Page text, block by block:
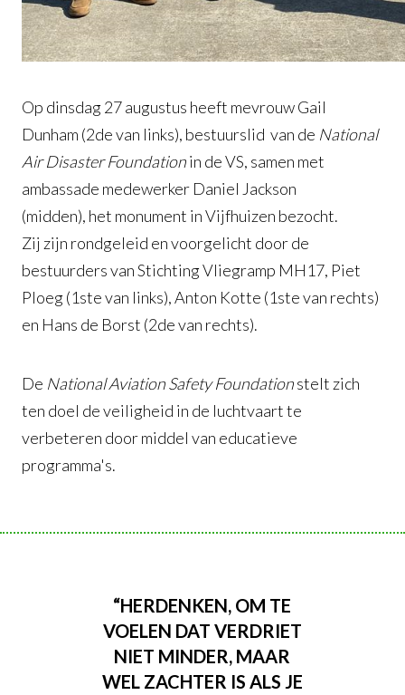
Op dinsdag 27 augustus heeft mevrouw Gail
Dunham (2de van links), bestuurslid van de National
Air Disaster Foundationin de VS, samen met
ambassade medewerker Daniel Jackson
(midden), het monument in Vijfhuizen bezocht.
Zij zijn rondgeleid en voorgelicht door de
bestuurders van Stichting Vliegramp MH17, Piet
Ploeg (1ste van links), Anton Kotte (1ste van rechts)
en Hans de Borst (2de van rechts).
De National Aviation Safety Foundationstelt zich
ten doel de veiligheid in de luchtvaart te
verbeteren door middel van educatieve
programma's.
“HERDENKEN, OM TE
VOELEN DAT VERDRIET
NIET MINDER, MAAR
WEL ZACHTER IS ALS JE